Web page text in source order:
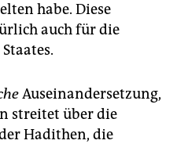
habe. Diese
auch für die
Auseinandersetzung,
streitet über die
Hadithen, die